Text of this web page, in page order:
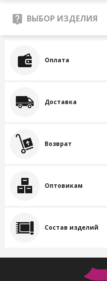
ВЫБОР ИЗДЕЛИЯ
Оплата
Доставка
Возврат
Оптовикам
Состав изделий